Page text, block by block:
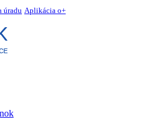
úradu Aplikácia o+